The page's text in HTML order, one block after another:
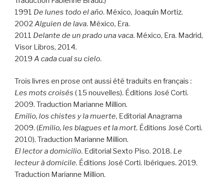
1991 De lunes todo el año. México, Joaquín Mortiz.
2002 Alguien de lava. México, Era.
2011 Delante de un prado una vaca. México, Era. Madrid,
Visor Libros, 2014.
2019 A cada cual su cielo.
Trois livres en prose ont aussi été traduits en français :
Les mots croisés ( 15 nouvelles). Éditions José Corti.
2009. Traduction Marianne Million.
Emilio, los chistes y la muerte, Editorial Anagrama
2009. (Emilio, les blagues et la mort. Éditions José Corti.
2010). Traduction Marianne Million.
El lector a domicilio. Editorial Sexto Piso. 2018. Le
lecteur à domicile. Éditions José Corti. Ibériques. 2019.
Traduction Marianne Million.